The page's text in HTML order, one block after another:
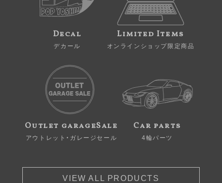
Decal
デカール
Limited Items
オンラインショップ限定商品
Outlet garageSale
アウトレット・ガレージセール
Car parts
4輪パーツ
VIEW ALL PRODUCTS